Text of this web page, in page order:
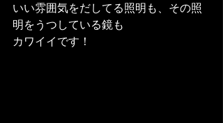
いい雰囲気をだしてる照明も、その照
明をうつしている鏡も
カワイイです！